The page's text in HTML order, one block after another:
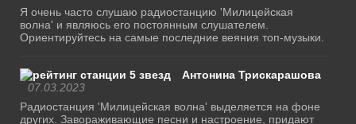
Я очень часто слушаю радиостанцию 'Милицейская
волна' и являюсь его постоянным слушателем.
Ориентируйтесь на самые последние веяния топ-музыки.
Антонина Трискарашова
07.03.2023
Радиостанция 'Милицейская волна' выделяется на фоне
других. Завораживающие песни и настроение, придают